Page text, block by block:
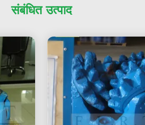
संबंधित उत्पाद